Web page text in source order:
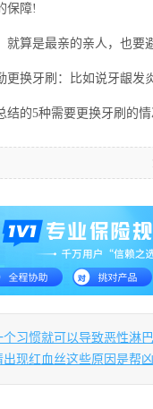
保障!
是最亲的亲人，也要避
牙刷：比如说牙龈发炎
5种需要更换牙刷的情
个习惯就可以导致恶性淋
现红血丝这些原因是帮凶